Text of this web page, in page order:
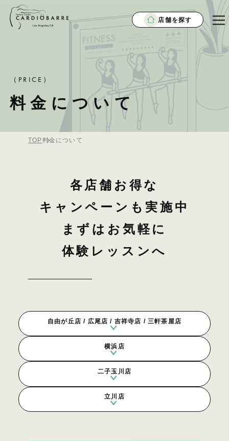
店舗を探す
（PRICE）
料金について
TOP料金について
各店舗お得な
キャンペーンも実施中
まずはお気軽に
体験レッスンへ
自由が丘店 / 広尾店 / 吉祥寺店 / 三軒茶屋店
横浜店
二子玉川店
立川店